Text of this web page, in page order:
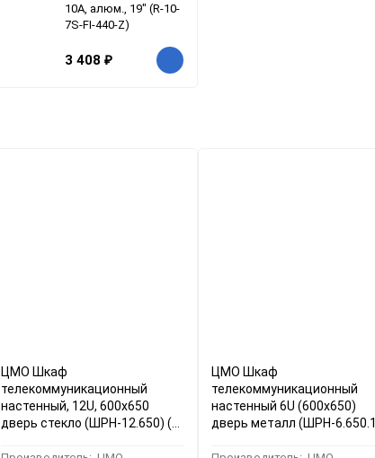
10A, алюм., 19" (R-10-
7S-FI-440-Z)
3 408 ₽
ЦМО Шкаф
телекоммуникационный
настенный, 12U, 600x650
дверь стекло (ШРН-12.650) (1
ЦМО Шкаф
телекоммуникационный
настенный 6U (600х650)
дверь металл (ШРН-